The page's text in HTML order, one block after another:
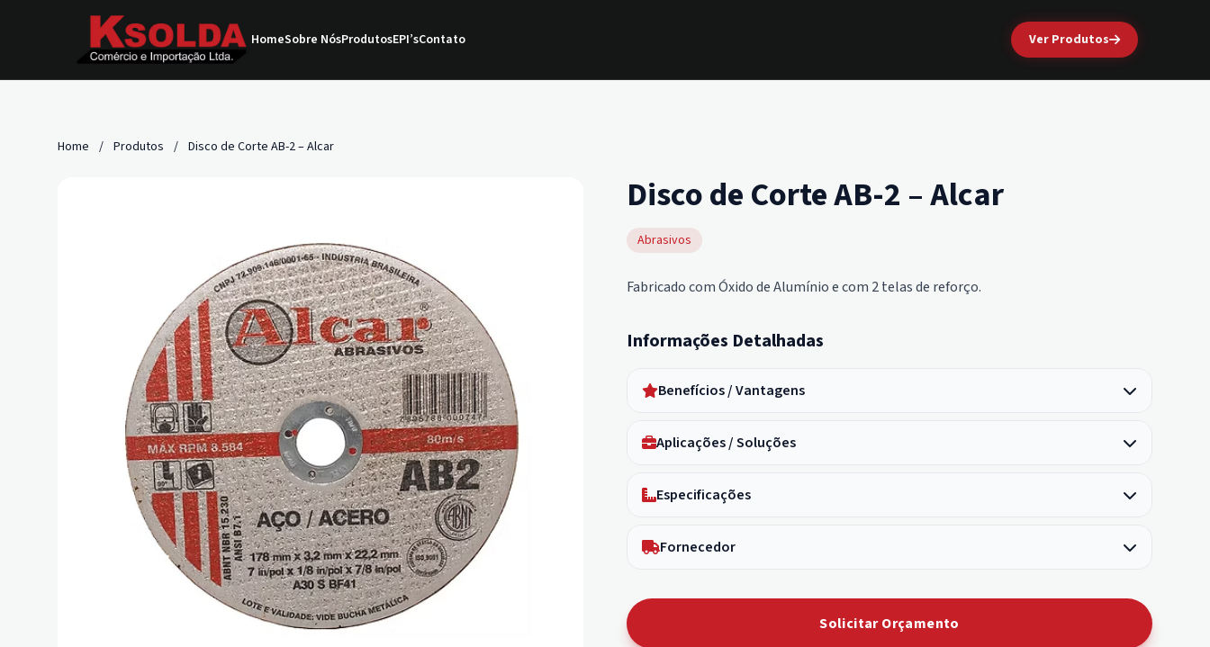
HomeSobre NósProdutosEPI’sContato Ver Produtos
Home / Produtos / Disco de Corte AB-2 – Alcar
Disco de Corte AB-2 – Alcar
Abrasivos
Fabricado com Óxido de Alumínio e com 2 telas de reforço.
Informações Detalhadas
Benefícios / Vantagens
Aplicações / Soluções
Especificações
Fornecedor
Solicitar Orçamento